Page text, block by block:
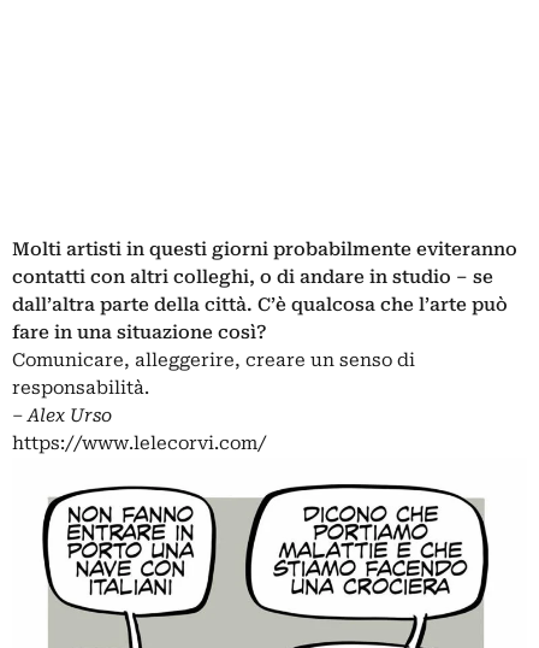
Molti artisti in questi giorni probabilmente eviteranno
contatti con altri colleghi, o di andare in studio – se
dall’altra parte della città. C’è qualcosa che l’arte può
fare in una situazione così?
Comunicare, alleggerire, creare un senso di
responsabilità.
‒Alex Urso
https://www.lelecorvi.com/